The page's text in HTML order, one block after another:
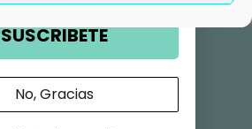
SUSCRIBETE
No, Gracias